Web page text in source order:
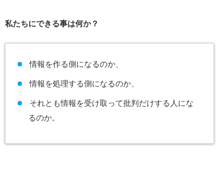
私たちにできる事は何か？
情報を作る側になるのか、
情報を処理する側になるのか、
それとも情報を受け取って批判だけする人にな
るのか。